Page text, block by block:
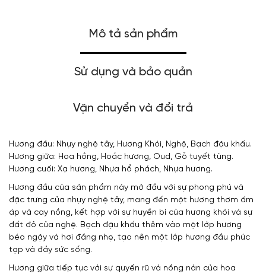
Mô tả sản phẩm
Sử dụng và bảo quản
Vận chuyển và đổi trả
Hương đầu: Nhụy nghệ tây, Hương Khói, Nghệ, Bạch đậu khấu.
Hương giữa: Hoa hồng, Hoắc hương, Oud, Gỗ tuyết tùng.
Hương cuối: Xạ hương, Nhựa hổ phách, Nhựa hương.
Hương đầu của sản phẩm này mở đầu với sự phong phú và
đặc trưng của nhụy nghệ tây, mang đến một hương thơm ấm
áp và cay nồng, kết hợp với sự huyền bí của hương khói và sự
đất đỏ của nghệ. Bạch đậu khấu thêm vào một lớp hương
béo ngậy và hơi đắng nhẹ, tạo nên một lớp hương đầu phức
tạp và đầy sức sống.
Hương giữa tiếp tục với sự quyến rũ và nồng nàn của hoa